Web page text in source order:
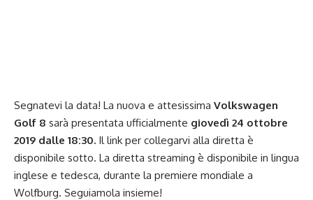
Segnatevi la data! La nuova e attesissima Volkswagen
Golf 8 sarà presentata ufficialmente giovedì 24 ottobre
2019 dalle 18:30. Il link per collegarvi alla diretta è
disponibile sotto. La diretta streaming è disponibile in lingua
inglese e tedesca, durante la premiere mondiale a
Wolfburg. Seguiamola insieme!